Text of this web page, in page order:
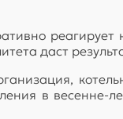
даст
в весенне-